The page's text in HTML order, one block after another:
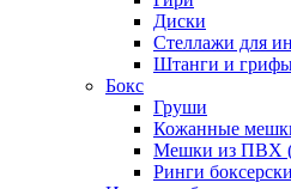
Диски
Стеллажи для
Штанги и
Бокс
Груши
Кожанные
Мешки из ПВХ
Ринги